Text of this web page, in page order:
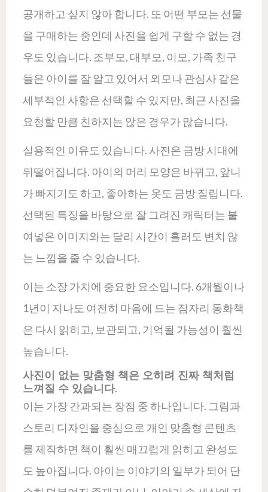
공개하고 싶지 않아 합니다. 또 어떤 부모는 선물
을 구매하는 중인데 사진을 쉽게 구할 수 없는 경
우도 있습니다. 조부모, 대부모, 이모, 가족 친구
들은 아이를 잘 알고 있어서 외모나 관심사 같은
세부적인 사항은 선택할 수 있지만, 최근 사진을
요청할 만큼 친하지는 않은 경우가 많습니다.
실용적인 이유도 있습니다. 사진은 금방 시대에
뒤떨어집니다. 아이의 머리 모양은 바뀌고, 앞니
가 빠지기도 하고, 좋아하는 옷도 금방 질립니다.
선택된 특징을 바탕으로 잘 그려진 캐릭터는 붙
여넣은 이미지와는 달리 시간이 흘러도 변치 않
는 느낌을 줄 수 있습니다.
이는 소장 가치에 중요한 요소입니다. 6개월이나
1년이 지나도 여전히 마음에 드는 잠자리 동화책
은 다시 읽히고, 보관되고, 기억될 가능성이 훨씬
높습니다.
사진이 없는 맞춤형 책은 오히려 진짜 책처럼
느껴질 수 있습니다.
이는 가장 간과되는 장점 중 하나입니다. 그림과
스토리 디자인을 중심으로 개인 맞춤형 콘텐츠
를 제작하면 책이 훨씬 매끄럽게 읽히고 완성도
도 높아집니다. 아이는 이야기의 일부가 되어 단